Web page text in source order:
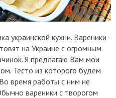
украинской кухни. Вареники -
на Украине с огромным
Я предлагаю Вам мои
Тесто из которого будем
время работы с ним не
вареники с творогом